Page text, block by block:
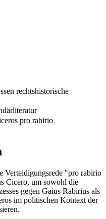
rechtshistorische
pro rabirio
Verteidigungsrede "pro rabirio
Cicero, um sowohl die
gegen Gaius Rabirius als
im politischen Kontext der